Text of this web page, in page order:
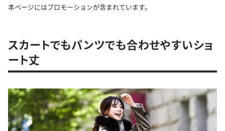
本ページにはプロモーションが含まれています。
スカートでもパンツでも合わせやすいショ
ート丈